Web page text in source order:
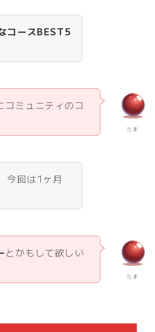
コースBEST5
たま
ミュニティのコ
今回は1ヶ月
たま
とかもして欲しい